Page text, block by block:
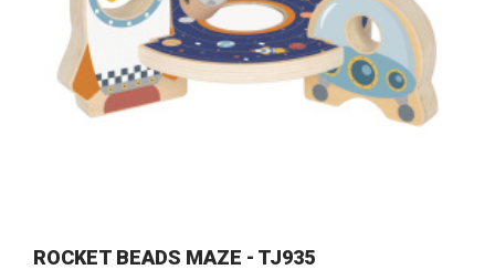
ROCKET BEADS MAZE - TJ935